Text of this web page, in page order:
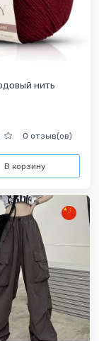
нить
0 отзыв(ов)
В корзину